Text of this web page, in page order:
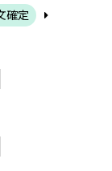
確定